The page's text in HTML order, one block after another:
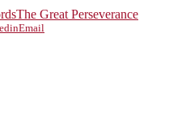
The Great Perseverance
Email